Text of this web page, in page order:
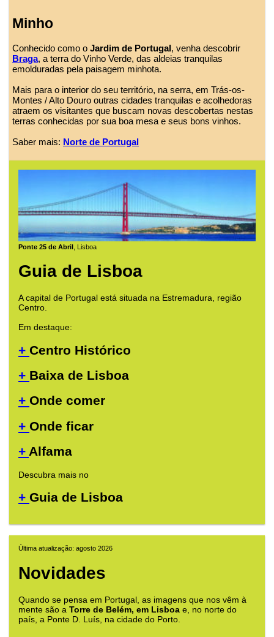
Minho
Conhecido como o Jardim de Portugal, venha descobrir
Braga, a terra do Vinho Verde, das aldeias tranquilas
emolduradas pela paisagem minhota.
Mais para o interior do seu território, na serra, em Trás-os-
Montes / Alto Douro outras cidades tranquilas e acolhedoras
atraem os visitantes que buscam novas descobertas nestas
terras conhecidas por sua boa mesa e seus bons vinhos.
Saber mais: Norte de Portugal
Ponte 25 de Abril , Lisboa
Guia de Lisboa
A capital de Portugal está situada na Estremadura, região
Centro.
Em destaque:
+ Centro Histórico
+ Baixa de Lisboa
+ Onde comer
+ Onde ficar
+ Alfama
Descubra mais no
+ Guia de Lisboa
Última atualização: agosto 2026
Novidades
Quando se pensa em Portugal, as imagens que nos vêm à
mente são a Torre de Belém, em Lisboa e, no norte do
país, a Ponte D. Luís, na cidade do Porto.